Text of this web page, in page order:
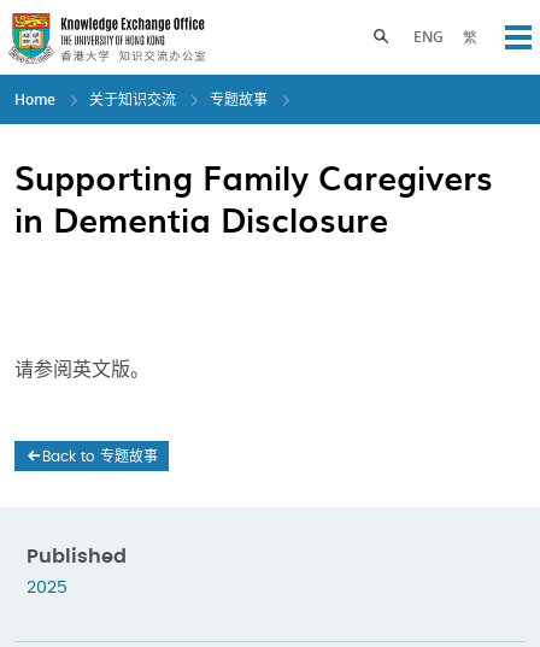
Skip
to
main
content
ENG 繁
Toggle search panel
Home 关于知识交流 专题故事
Supporting Family Caregivers
in Dementia Disclosure
请参阅英文版。
Back to 专题故事
Published
2025